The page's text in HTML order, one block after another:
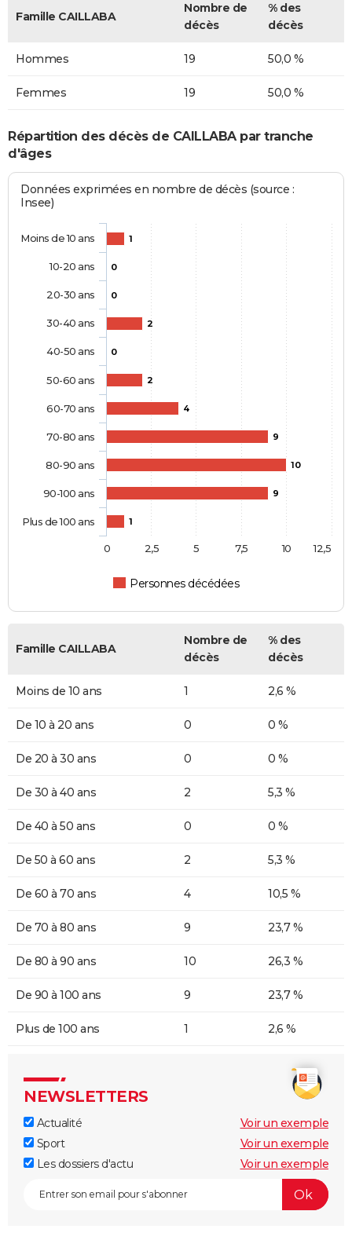
Famille CAILLABA
Nombre de
décès
% des
décès
Hommes 19 50,0 %
Femmes 19 50,0 %
Répartition des décès de CAILLABA par tranche
d'âges
Données exprimées en nombre de décès (source :
Insee)
1
0
0
2
0
2
4
9
10
9
1
Personnes décédées
Moins de 10 ans
10-20 ans
20-30 ans
30-40 ans
40-50 ans
50-60 ans
60-70 ans
70-80 ans
80-90 ans
90-100 ans
Plus de 100 ans
0 10
2,5 5 7,5 12,5
Famille CAILLABA
Nombre de
décès
% des
décès
Moins de 10 ans 1 2,6 %
De 10 à 20 ans 0 0 %
De 20 à 30 ans 0 0 %
De 30 à 40 ans 2 5,3 %
De 40 à 50 ans 0 0 %
De 50 à 60 ans 2 5,3 %
De 60 à 70 ans 4 10,5 %
De 70 à 80 ans 9 23,7 %
De 80 à 90 ans 10 26,3 %
De 90 à 100 ans 9 23,7 %
Plus de 100 ans 1 2,6 %
NEWSLETTERS
Actualité
Voir un exemple
Sport
Voir un exemple
Les dossiers d'actu
Voir un exemple